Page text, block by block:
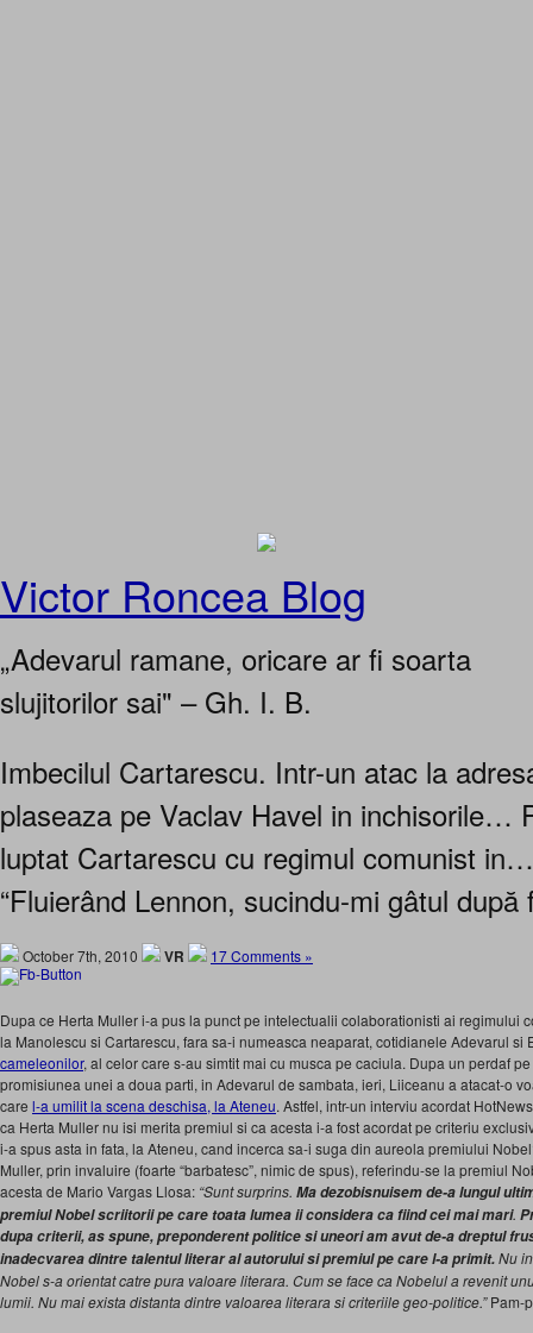
Victor Roncea Blog
„Adevarul ramane, oricare ar fi soarta
slujitorilor sai" – Gh. I. B.
Imbecilul Cartarescu. Intr-un atac la
plaseaza pe Vaclav Havel in inchisorile…
luptat Cartarescu cu regimul comunist in…
“Fluierând Lennon, sucindu-mi gâtul după
October 7th, 2010 VR 17 Comments »
Dupa ce Herta Muller i-a pus la punct pe intelectualii colaborationisti ai regimului
la Manolescu si Cartarescu, fara sa-i numeasca neaparat, cotidianele Adevarul
cameleonilor, al celor care s-au simtit mai cu musca pe caciula. Dupa un perdaf
promisiunea unei a doua parti, in Adevarul de sambata, ieri, Liiceanu a atacat-o
care l-a umilit la scena deschisa, la Ateneu. Astfel, intr-un interviu acordat
ca Herta Muller nu isi merita premiul si ca acesta i-a fost acordat pe criteriu
i-a spus asta in fata, la Ateneu, cand incerca sa-i suga din aureola premiului
Muller, prin invaluire (foarte “barbatesc”, nimic de spus), referindu-se la premiul
acesta de Mario Vargas Llosa: “Sunt surprins. Ma dezobisnuisem de-a lungul
premiul Nobel scriitorii pe care toata lumea ii considera ca fiind cei mai mari.
dupa criterii, as spune, preponderent politice si uneori am avut de-a dreptul
inadecvarea dintre talentul literar al autorului si premiul pe care l-a primit.Nu
Nobel s-a orientat catre pura valoare literara. Cum se face ca Nobelul a revenit
lumii. Nu mai exista distanta dintre valoarea literara si criteriile geo-politice.”Pam-